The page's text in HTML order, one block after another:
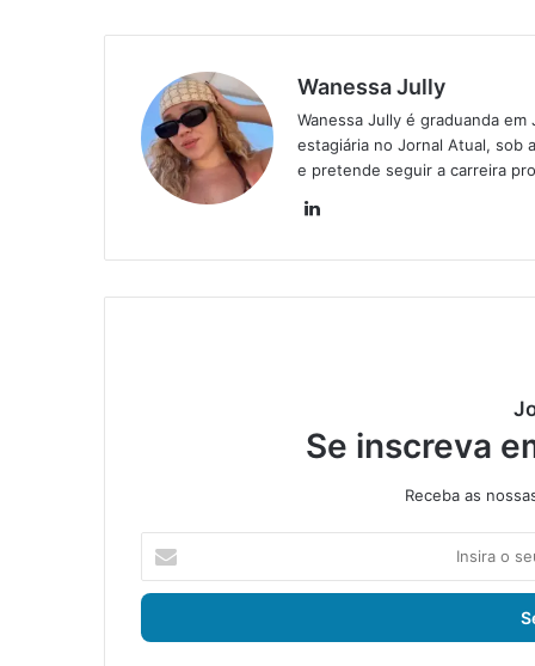
Wanessa Jully
Wanessa Jully é graduanda
estagiária no Jornal Atual, sob
e pretende seguir a carreira
din
Se inscreva
Receba as
s
r